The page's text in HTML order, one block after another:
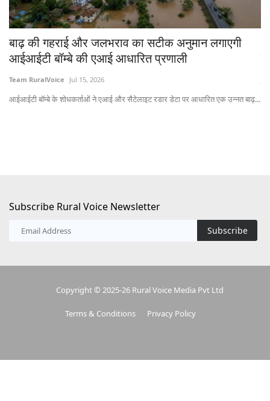
बाढ़ की गहराई और जलभराव का सटीक अनुमान लगाएगी
आईआईटी बॉम्बे की एआई आधारित प्रणाली
Team RuralVoice Jul 15, 2026
आईआईटी बॉम्बे के शोधकर्ताओं ने एआई और सैटेलाइट रडार डेटा पर आधारित एक उन्नत बाढ़...
Subscribe Rural Voice Newsletter
Subscribe
Copyright © 2025-26 Rural Voice Media Pvt Ltd
Terms & Conditions Privacy Policy